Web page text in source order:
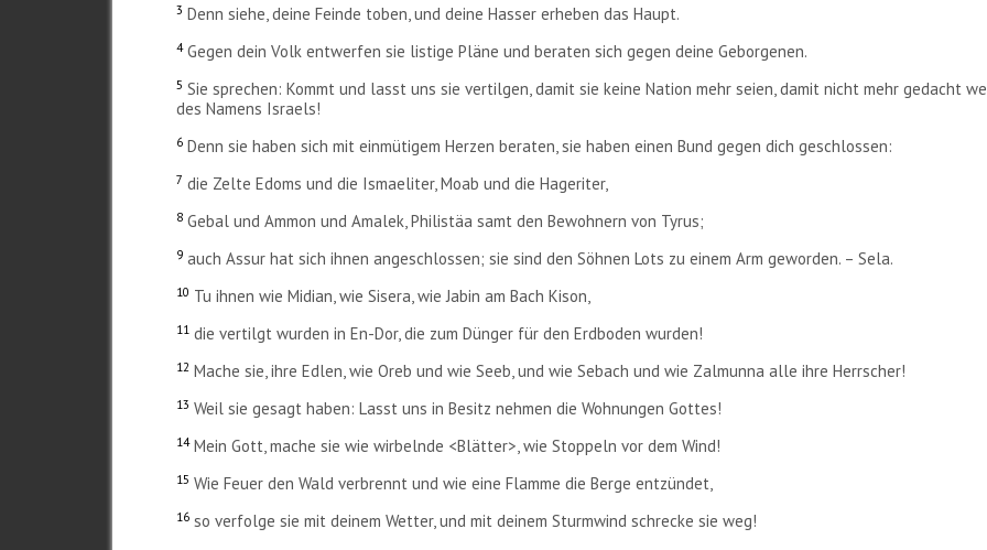
3 Denn siehe, deine Feinde toben, und deine Hasser erheben das Haupt.
4 Gegen dein Volk entwerfen sie listige Pläne und beraten sich gegen deine Geborgenen.
5 Sie sprechen: Kommt und lasst uns sie vertilgen, damit sie keine Nation mehr seien, damit nicht mehr gedacht
des Namens Israels!
6 Denn sie haben sich mit einmütigem Herzen beraten, sie haben einen Bund gegen dich geschlossen:
7 die Zelte Edoms und die Ismaeliter, Moab und die Hageriter,
8 Gebal und Ammon und Amalek, Philistäa samt den Bewohnern von Tyrus;
9 auch Assur hat sich ihnen angeschlossen; sie sind den Söhnen Lots zu einem Arm geworden. – Sela.
10 Tu ihnen wie Midian, wie Sisera, wie Jabin am Bach Kison,
11 die vertilgt wurden in En-Dor, die zum Dünger für den Erdboden wurden!
12 Mache sie, ihre Edlen, wie Oreb und wie Seeb, und wie Sebach und wie Zalmunna alle ihre Herrscher!
13 Weil sie gesagt haben: Lasst uns in Besitz nehmen die Wohnungen Gottes!
14 Mein Gott, mache sie wie wirbelnde <Blätter>, wie Stoppeln vor dem Wind!
15 Wie Feuer den Wald verbrennt und wie eine Flamme die Berge entzündet,
16 so verfolge sie mit deinem Wetter, und mit deinem Sturmwind schrecke sie weg!